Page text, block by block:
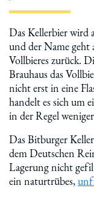
Das Kellerbier wird
und der Name geht
Vollbieres zurück.
Brauhaus das
nicht erst in eine
handelt es sich um
in der Regel
Das Bitburger
dem Deutschen
Lagerung nicht
ein naturtrübes,